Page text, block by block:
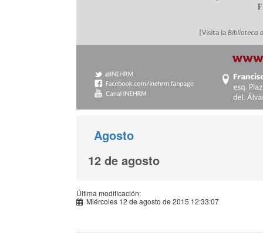
Agosto
12 de agosto
Última modificación:
Miércoles 12 de agosto de 2015 12:33:07